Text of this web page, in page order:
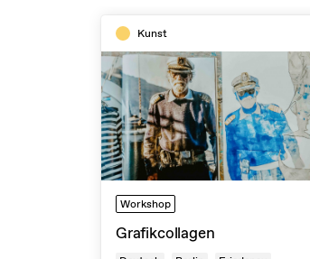
Kunst
Workshop
Grafikcollagen